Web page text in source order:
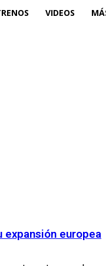
VIDEOS
europea